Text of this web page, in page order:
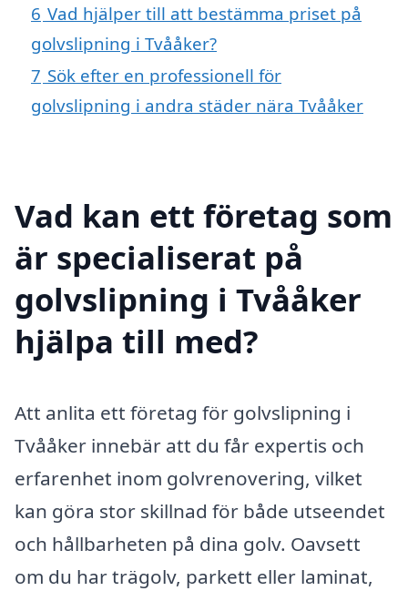
6 Vad hjälper till att bestämma priset på
golvslipning i Tvååker?
7 Sök efter en professionell för
golvslipning i andra städer nära Tvååker
Vad kan ett företag som
är specialiserat på
golvslipning i Tvååker
hjälpa till med?
Att anlita ett företag för golvslipning i
Tvååker innebär att du får expertis och
erfarenhet inom golvrenovering, vilket
kan göra stor skillnad för både utseendet
och hållbarheten på dina golv. Oavsett
om du har trägolv, parkett eller laminat,